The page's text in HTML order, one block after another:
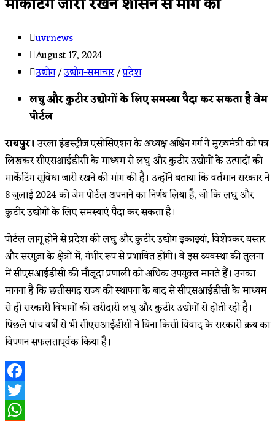
Post
author:
uvrnews
Post
published:
August 17, 2024
Post
category:
उद्योग/उद्योग-समाचार/प्रदेश
लघु और कुटीर उद्योगों के लिए समस्या पैदा कर सकता है जेम
पोर्टल
रायपुर।उरला इंडस्ट्रीज एसोसिएशन के अध्यक्ष अश्विन गर्ग ने मुख्यमंत्री को पत्र
लिखकर सीएसआईडीसी के माध्यम से लघु और कुटीर उद्योगों के उत्पादों की
मार्केटिंग सुविधा जारी रखने की मांग की है। उन्होंने बताया कि वर्तमान सरकार ने
8 जुलाई 2024 को जेम पोर्टल अपनाने का निर्णय लिया है, जो कि लघु और
कुटीर उद्योगों के लिए समस्याएं पैदा कर सकता है।
पोर्टल लागू होने से प्रदेश की लघु और कुटीर उद्योग इकाइयां, विशेषकर बस्तर
और सरगुजा के क्षेत्रों में, गंभीर रूप से प्रभावित होंगी। वे इस व्यवस्था की तुलना
में सीएसआईडीसी की मौजूदा प्रणाली को अधिक उपयुक्त मानते हैं। उनका
मानना है कि छत्तीसगढ़ राज्य की स्थापना के बाद से सीएसआईडीसी के माध्यम
से ही सरकारी विभागों की खरीदारी लघु और कुटीर उद्योगों से होती रही है।
पिछले पांच वर्षों से भी सीएसआईडीसी ने बिना किसी विवाद के सरकारी क्रय का
विपणन सफलतापूर्वक किया है।
Facebook
Twitter